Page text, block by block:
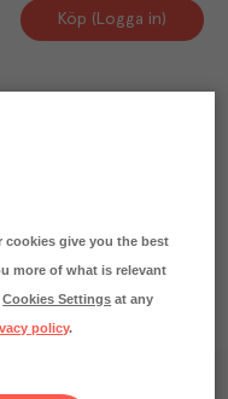
Köp (Logga in)
cookies give you the best
more of what is relevant
Cookies Settings at any
policy.